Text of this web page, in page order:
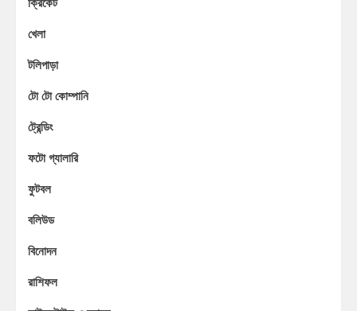
খেলা
টলিপাড়া
টো টো কোম্পানি
ট্রেন্ডিং
ফটো গ্যালারি
ফুটবল
বলিউড
বিনোদন
রাশিফল